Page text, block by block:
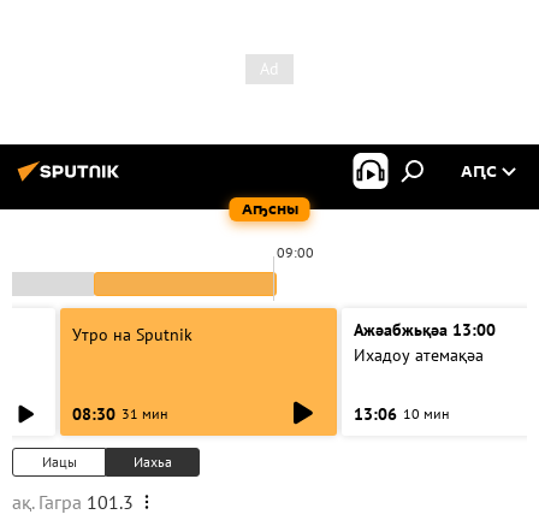
Аҧсны
АԤС
09:00
Утро на Sputnik
08:30 31 мин
Ажәабжьқәа 13:00
Ихадоу атемақәа
13:06 10 мин
Иацы Иахьа
ақ. Гагра 101.3